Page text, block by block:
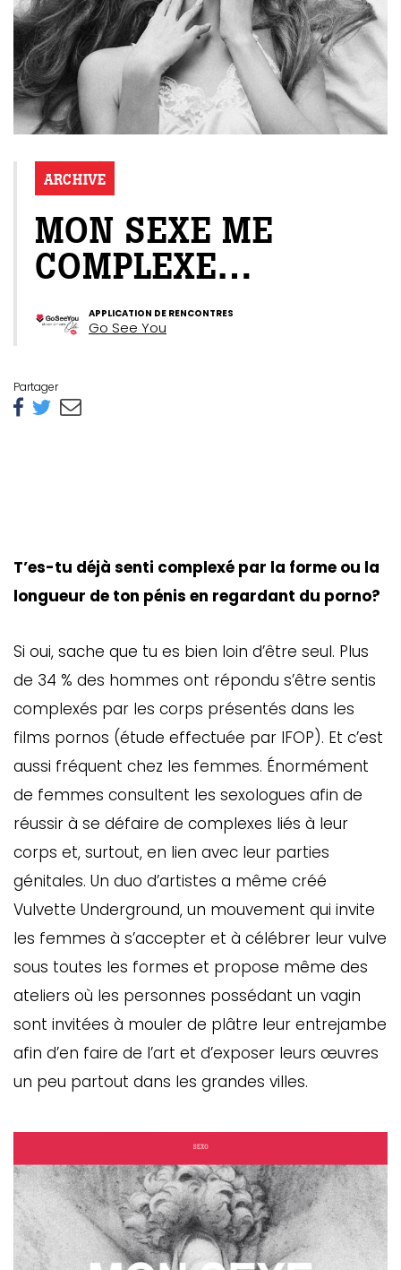
ARCHIVE
MON SEXE ME
COMPLEXE…
APPLICATION DE RENCONTRES
Go See You
Partager
T’es-tu déjà senti complexé par la forme ou la
longueur de ton pénis en regardant du porno?
Si oui, sache que tu es bien loin d’être seul. Plus
de 34 % des hommes ont répondu s’être sentis
complexés par les corps présentés dans les
films pornos (étude effectuée par IFOP). Et c’est
aussi fréquent chez les femmes. Énormément
de femmes consultent les sexologues afin de
réussir à se défaire de complexes liés à leur
corps et, surtout, en lien avec leur parties
génitales. Un duo d’artistes a même créé
Vulvette Underground, un mouvement qui invite
les femmes à s’accepter et à célébrer leur vulve
sous toutes les formes et propose même des
ateliers où les personnes possédant un vagin
sont invitées à mouler de plâtre leur entrejambe
afin d’en faire de l’art et d’exposer leurs œuvres
un peu partout dans les grandes villes.